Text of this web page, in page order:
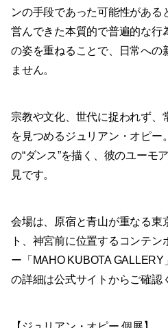
ンの手段であった可能性がある
営んできた本質的で普遍的な行
の姿を重ねることで、日常への
ません。
宗教や文化、世代に捉われず、
を見つめるジュリアン・オピー
の“ダンス”を描く、彼のユーモ
見です。
会場は、原宿と⻘⼭が重なる東
ト、神宮前に位置するコンテン
ー「MAHO KUBOTA
の詳細は公式サイトからご確認